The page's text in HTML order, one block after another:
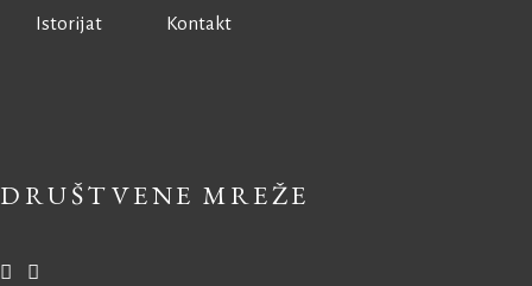
Istorijat Kontakt
DRUŠTVENE MREŽE